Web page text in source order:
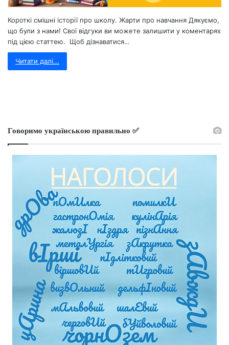
Короткі смішні історії про школу. Жарти про навчання Дякуємо,
що були з нами! Свої відгуки ви можете залишити у коментарях
під цією статтею. Щоб дізнаватися…
Читати далі...
Говоримо українською правильно ✅